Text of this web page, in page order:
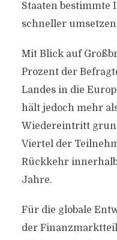
Staaten bestimmte
schneller
Mit Blick auf
Prozent der
Landes in die
hält jedoch mehr
Wiedereintritt
Viertel der
Rückkehr
Jahre.
Für die globale
der